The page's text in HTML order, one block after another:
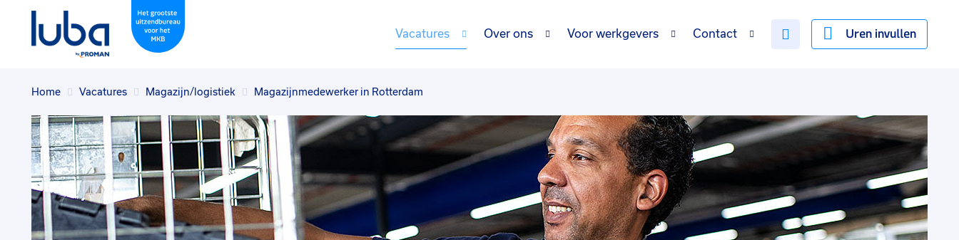
Uren invullen
Vacatures Over ons Voor werkgevers Contact
Home Vacatures Magazijn/logistiek Magazijnmedewerker in Rotterdam